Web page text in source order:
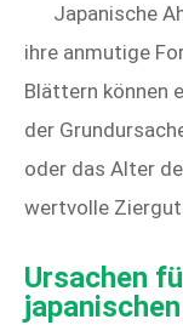
Japanische
ihre anmutige
Blättern können
der
oder das Alter
wertvolle
Ursachen